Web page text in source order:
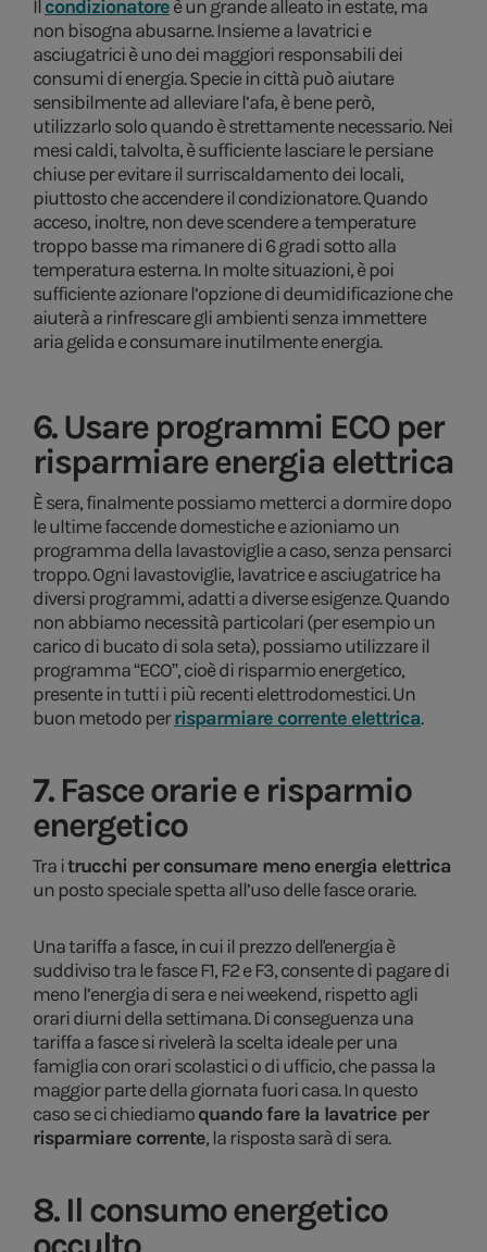
Il condizionatoreè un grande alleato in estate, ma
non bisogna abusarne. Insieme a lavatrici e
asciugatrici è uno dei maggiori responsabili dei
consumi di energia. Specie in città può aiutare
sensibilmente ad alleviare l’afa, è bene però,
utilizzarlo solo quando è strettamente necessario. Nei
mesi caldi, talvolta, è sufficiente lasciare le persiane
chiuse per evitare il surriscaldamento dei locali,
piuttosto che accendere il condizionatore. Quando
acceso, inoltre, non deve scendere a temperature
troppo basse ma rimanere di 6 gradi sotto alla
temperatura esterna. In molte situazioni, è poi
sufficiente azionare l’opzione di deumidificazione che
aiuterà a rinfrescare gli ambienti senza immettere
aria gelida e consumare inutilmente energia.
6. Usare programmi ECO per
risparmiare energia elettrica
È sera, finalmente possiamo metterci a dormire dopo
le ultime faccende domestiche e azioniamo un
programma della lavastoviglie a caso, senza pensarci
troppo. Ogni lavastoviglie, lavatrice e asciugatrice ha
diversi programmi, adatti a diverse esigenze. Quando
non abbiamo necessità particolari (per esempio un
carico di bucato di sola seta), possiamo utilizzare il
programma “ECO”, cioè di risparmio energetico,
presente in tutti i più recenti elettrodomestici. Un
buon metodo perrisparmiare corrente elettrica.
7. Fasce orarie e risparmio
energetico
Tra itrucchi per consumare meno energia elettrica
un posto speciale spetta all’uso delle fasce orarie.
Una tariffa a fasce, in cui il prezzo dell'energia è
suddiviso tra le fasce F1, F2 e F3, consente di pagare di
meno l’energia di sera e nei weekend, rispetto agli
orari diurni della settimana. Di conseguenza una
tariffa a fasce si rivelerà la scelta ideale per una
famiglia con orari scolastici o di ufficio, che passa la
maggior parte della giornata fuori casa. In questo
caso se ci chiediamoquando fare la lavatrice per
risparmiare corrente, la risposta sarà di sera.
8. Il consumo energetico